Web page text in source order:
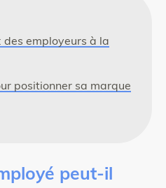
des employeurs à la
positionner sa marque
peut-il